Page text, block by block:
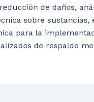
de daños,
sobre sustancias,
para la
de respaldo